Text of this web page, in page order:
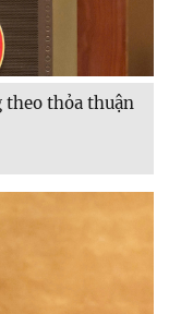
theo thỏa thuận